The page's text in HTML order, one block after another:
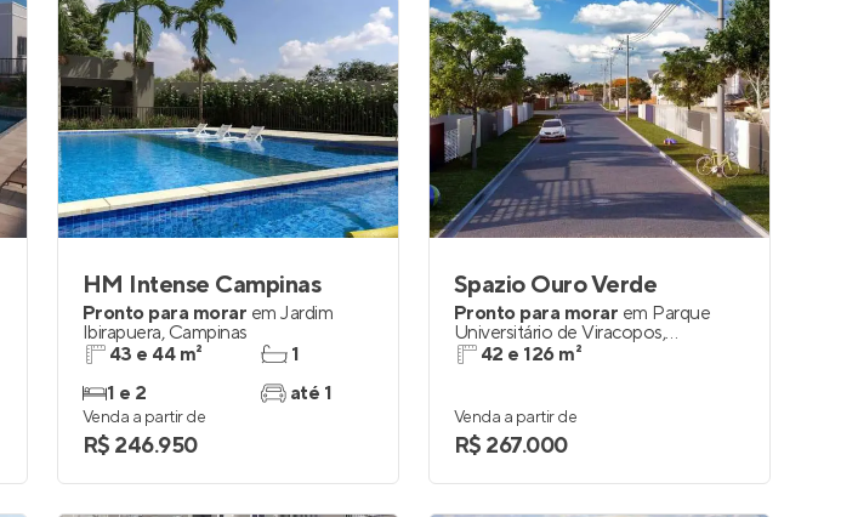
HM Intense Campinas
Pronto para morar em Jardim
Ibirapuera, Campinas
43 e 44 m²
1 e 2
1
até 1
Venda a partir de
R$ 246.950
Spazio Ouro Verde
Pronto para morar em Parque
Universitário de Viracopos,
Campinas
42 e 126 m²
Venda a partir de
R$ 267.000